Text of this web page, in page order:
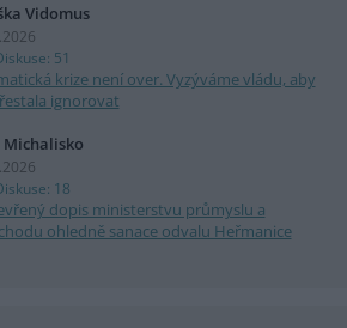
Vidomus
51
krize není over. Vyzýváme vládu, aby
ignorovat
Michalisko
18
dopis ministerstvu průmyslu a
ohledně sanace odvalu Heřmanice